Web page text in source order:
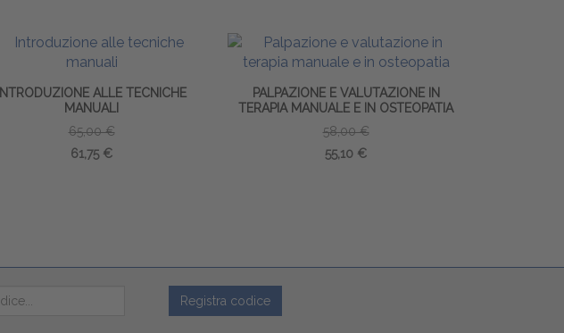
INTRODUZIONE ALLE TECNICHE
MANUALI
65,00 €
61,75 €
PALPAZIONE E VALUTAZIONE IN
TERAPIA MANUALE E IN OSTEOPATIA
58,00 €
55,10 €
Registra codice